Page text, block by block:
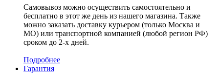
Самовывоз можно осуществить самостоятельно и
бесплатно в этот же день из нашего магазина. Также
можно заказать доставку курьером (только Москва и
МО) или транспортной компанией (любой регион РФ)
сроком до 2-х дней.
Подробнее
Гарантия